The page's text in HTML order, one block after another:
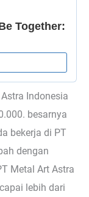
Indonesia
besarnya
bekerja di PT
dengan
Metal Art Astra
lebih dari